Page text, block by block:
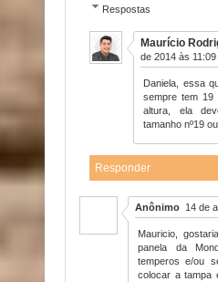
Respostas
Maurício
de 2014 às 11:09
Daniela, essa
sempre tem
altura, ela
tamanho nº19
Responder
Anônimo 14 de
Mauricio,
panela da
temperos e/ou
colocar a tampa